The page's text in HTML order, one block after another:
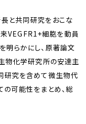
と共同研究をおこな
VEGFR1+細胞を動員
明らかにし、原著論文
物化学研究所の安達主
研究を含めて微生物代
可能性をまとめ、総